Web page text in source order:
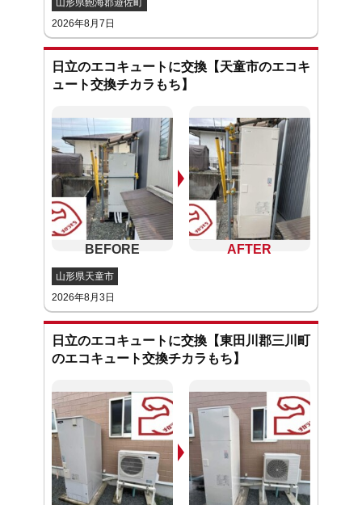
山形県飽海郡遊佐町
2026年8月7日
日立のエコキュートに交換【天童市のエコキ
ュート交換チカラもち】
山形県天童市
2026年8月3日
日立のエコキュートに交換【東田川郡三川町
のエコキュート交換チカラもち】